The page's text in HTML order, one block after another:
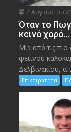
4 Αυγούστου
Όταν το
κοινό χορό…
Μια από τις
φετινού
Δελβινακίου,
Επικαιρότητα